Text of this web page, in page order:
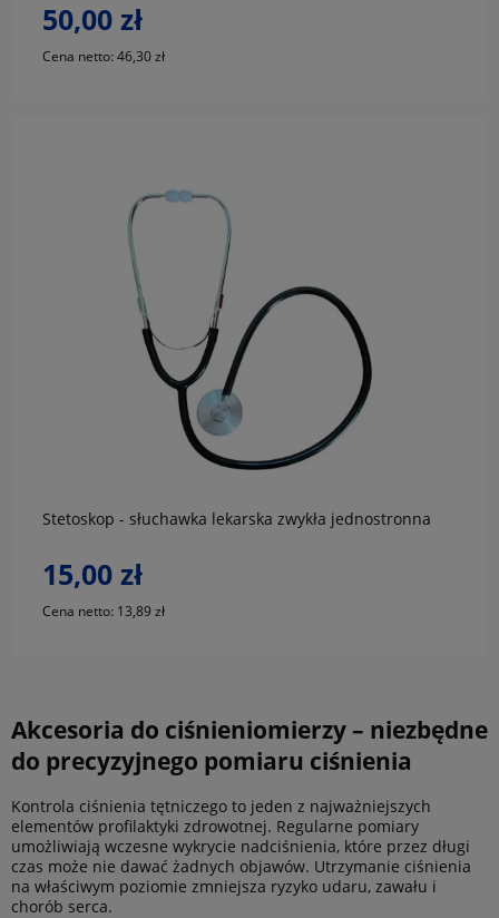
50,00 zł
Cena netto: 46,30 zł
Stetoskop - słuchawka lekarska zwykła jednostronna
15,00 zł
Cena netto: 13,89 zł
do koszyka
Akcesoria do ciśnieniomierzy – niezbędne
do precyzyjnego pomiaru ciśnienia
Kontrola ciśnienia tętniczego to jeden z najważniejszych
elementów profilaktyki zdrowotnej. Regularne pomiary
umożliwiają wczesne wykrycie nadciśnienia, które przez długi
czas może nie dawać żadnych objawów. Utrzymanie ciśnienia
na właściwym poziomie zmniejsza ryzyko udaru, zawału i
chorób serca.